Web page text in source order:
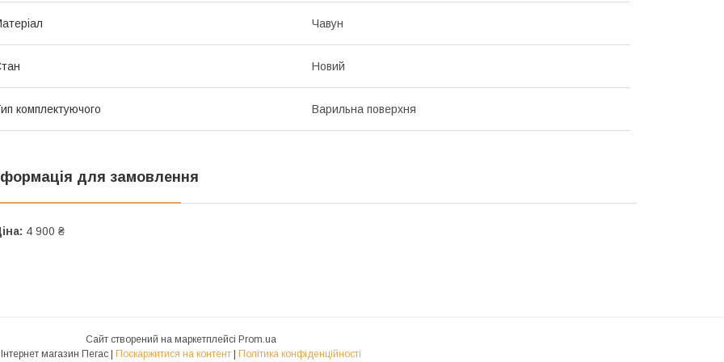
Чавун
Новий
комплектуючого Варильна поверхня
для замовлення
4 900 ₴
Сайт створений на маркетплейсі Prom.ua
Поскаржитися на контент Політика конфіденційності